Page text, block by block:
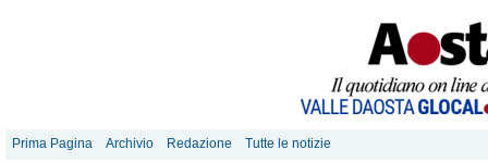
Prima Pagina Archivio Redazione Tutte le notizie